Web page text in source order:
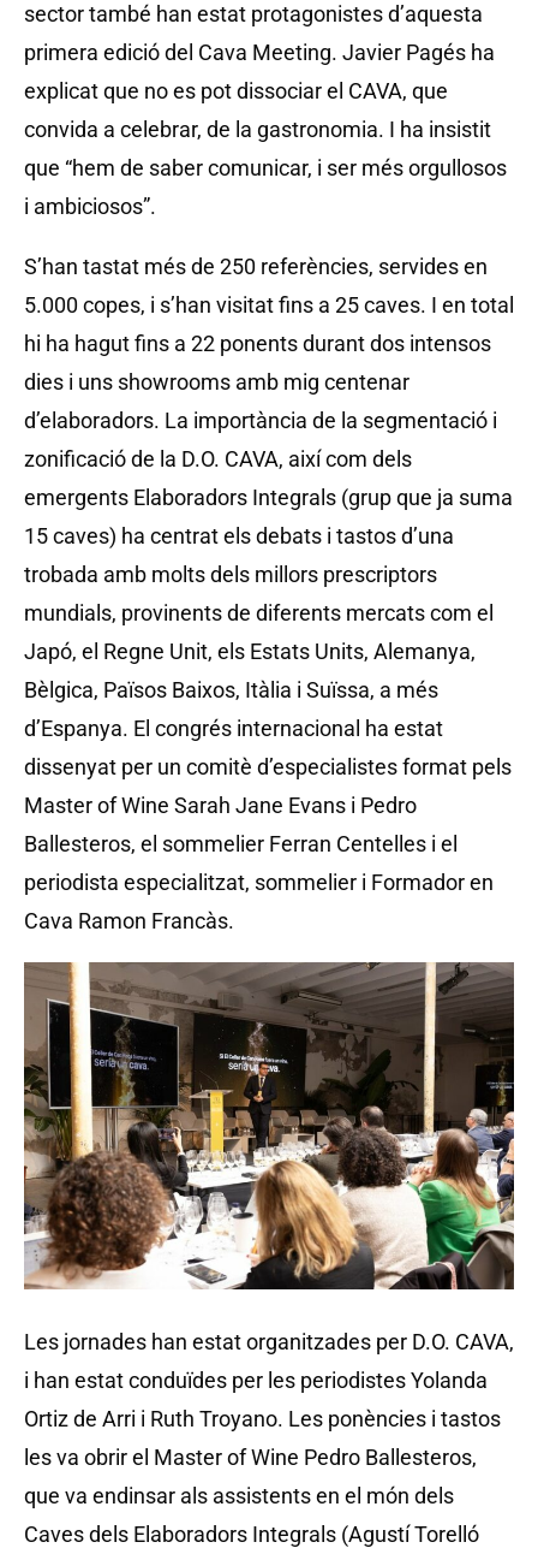
sector també han estat protagonistes d’aquesta
primera edició del Cava Meeting. Javier Pagés ha
explicat que no es pot dissociar el CAVA, que
convida a celebrar, de la gastronomia. I ha insistit
que “hem de saber comunicar, i ser més orgullosos
i ambiciosos”.
S’han tastat més de 250 referències, servides en
5.000 copes, i s’han visitat fins a 25 caves. I en total
hi ha hagut fins a 22 ponents durant dos intensos
dies i uns showrooms amb mig centenar
d’elaboradors. La importància de la segmentació i
zonificació de la D.O. CAVA, així com dels
emergents Elaboradors Integrals (grup que ja suma
15 caves) ha centrat els debats i tastos d’una
trobada amb molts dels millors prescriptors
mundials, provinents de diferents mercats com el
Japó, el Regne Unit, els Estats Units, Alemanya,
Bèlgica, Països Baixos, Itàlia i Suïssa, a més
d’Espanya. El congrés internacional ha estat
dissenyat per un comitè d’especialistes format pels
Master of Wine Sarah Jane Evans i Pedro
Ballesteros, el sommelier Ferran Centelles i el
periodista especialitzat, sommelier i Formador en
Cava Ramon Francàs.
Les jornades han estat organitzades per D.O. CAVA,
i han estat conduïdes per les periodistes Yolanda
Ortiz de Arri i Ruth Troyano. Les ponències i tastos
les va obrir el Master of Wine Pedro Ballesteros,
que va endinsar als assistents en el món dels
Caves dels Elaboradors Integrals (Agustí Torelló